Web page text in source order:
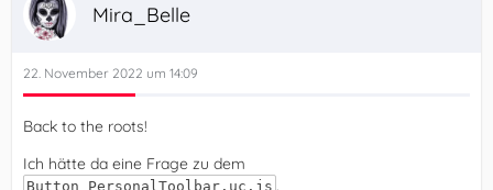
Mira_Belle
22. November 2022 um 14:09
Back to the roots!
Ich hätte da eine Frage zu dem
Button_PersonalToolbar.uc.js .